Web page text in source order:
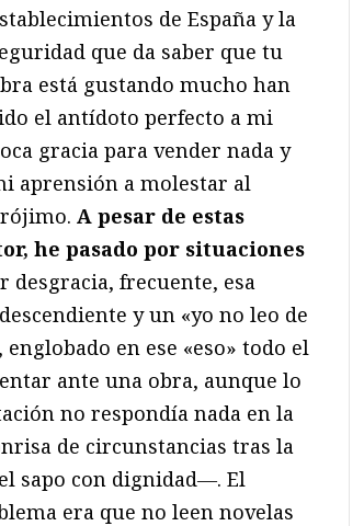
de España y la
que da saber que tu
está gustando mucho han
el antídoto perfecto a mi
gracia para vender nada y
aprensión a molestar al
A pesar de estas
he pasado por situaciones
desgracia, frecuente, esa
y un «yo no leo de
en ese «eso» todo el
ante una obra, aunque lo
no respondía nada en la
de circunstancias tras la
sapo con dignidad―. El
era que no leen novelas